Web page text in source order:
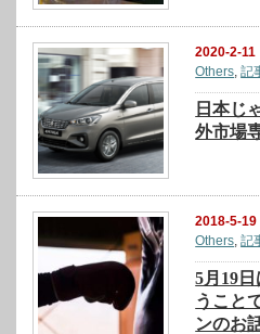
2020-2-11
Others ,記
日本じ
外市場
2018-5-19
Others,記
5月19
うこと
ンのお